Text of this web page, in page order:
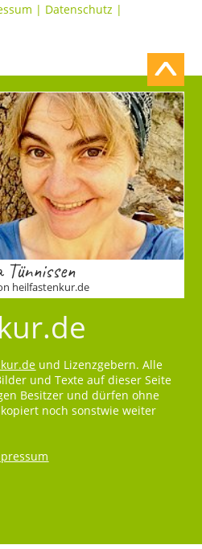
| Datenschutz |
Tünnissen
heilfastenkur.de
und Lizenzgebern. Alle
und Texte auf dieser Seite
Besitzer und dürfen ohne
noch sonstwie weiter